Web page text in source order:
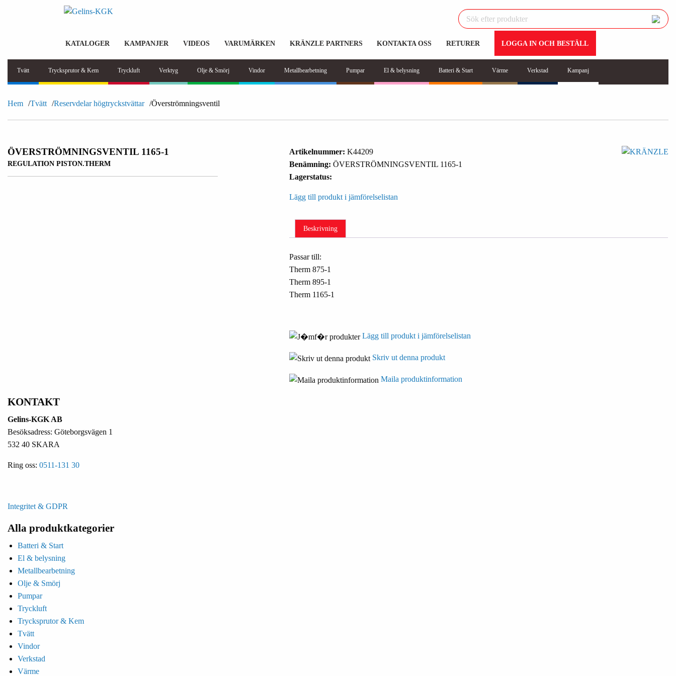
KATALOGER KAMPANJER VIDEOS VARUMÄRKEN KRÄNZLE PARTNERS KONTAKTA OSS RETURER LOGGA IN OCH BESTÄLL
Tvätt Trycksprutor & Kem Tryckluft Verktyg Olje & Smörj Vindor Metallbearbetning Pumpar El & belysning Batteri & Start Värme Verkstad Kampanj
Hem Tvätt Reservdelar högtryckstvättar Överströmningsventil
ÖVERSTRÖMNINGSVENTIL 1165-1
REGULATION PISTON.THERM
Artikelnummer: K44209
Benämning: ÖVERSTRÖMNINGSVENTIL 1165-1
Lagerstatus:
Lägg till produkt i jämförelselistan
Beskrivning
Passar till:
Therm 875-1
Therm 895-1
Therm 1165-1
Lägg till produkt i jämförelselistan
Skriv ut denna produkt
Maila produktinformation
KONTAKT
Gelins-KGK AB
Besöksadress: Göteborgsvägen 1
532 40 SKARA
Ring oss: 0511-131 30
Integritet & GDPR
Alla produktkategorier
Batteri & Start
El & belysning
Metallbearbetning
Olje & Smörj
Pumpar
Tryckluft
Trycksprutor & Kem
Tvätt
Vindor
Verkstad
Värme